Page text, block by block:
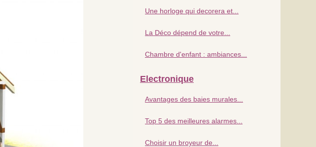
Une horloge qui decorera et...
La Déco dépend de votre...
Chambre d'enfant : ambiances...
Electronique
Avantages des baies murales...
Top 5 des meilleures alarmes...
Choisir un broyeur de...